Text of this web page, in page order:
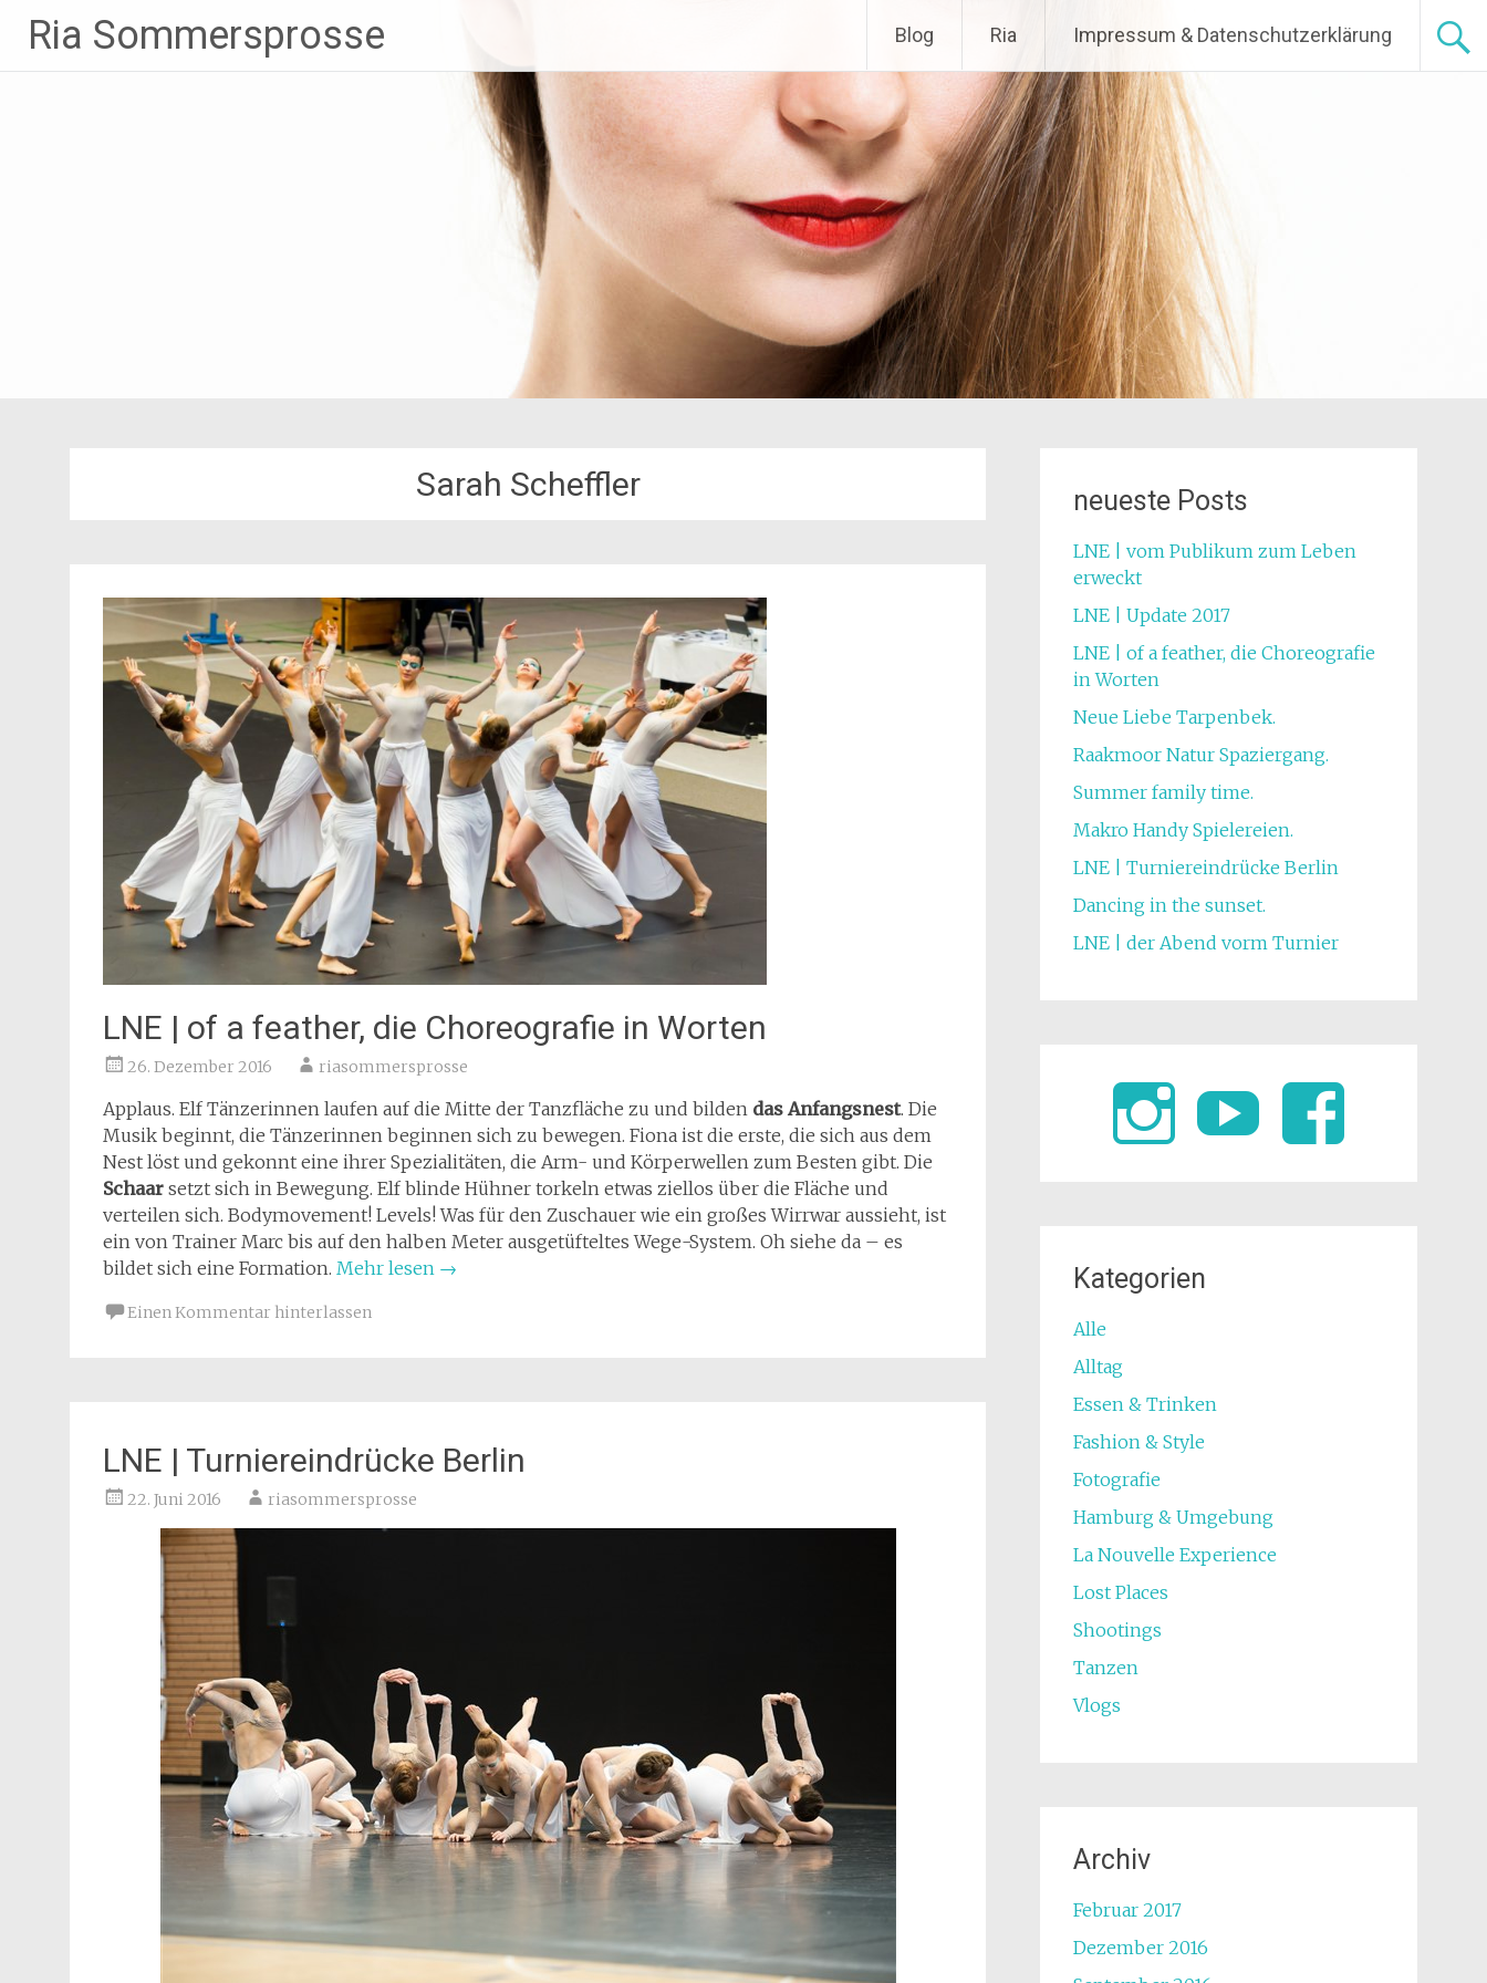
Inhalt
springen
Ria Sommersprosse Blog Ria Impressum & Datenschutzerklärung
Sarah Scheffler
LNE | of a feather, die Choreografie in Worten
26. Dezember 2016 riasommersprosse
Applaus. Elf Tänzerinnen laufen auf die Mitte der Tanzfläche zu und bilden das Anfangsnest. Die
Musik beginnt, die Tänzerinnen beginnen sich zu bewegen. Fiona ist die erste, die sich aus dem
Nest löst und gekonnt eine ihrer Spezialitäten, die Arm- und Körperwellen zum Besten gibt. Die
Schaar setzt sich in Bewegung. Elf blinde Hühner torkeln etwas ziellos über die Fläche und
verteilen sich. Bodymovement! Levels! Was für den Zuschauer wie ein großes Wirrwar aussieht, ist
ein von Trainer Marc bis auf den halben Meter ausgetüfteltes Wege-System. Oh siehe da – es
bildet sich eine Formation. Mehr lesen →
Einen Kommentar hinterlassen
LNE | Turniereindrücke Berlin
22. Juni 2016 riasommersprosse
neueste Posts
LNE | vom Publikum zum Leben
erweckt
LNE | Update 2017
LNE | of a feather, die Choreografie
in Worten
Neue Liebe Tarpenbek.
Raakmoor Natur Spaziergang.
Summer family time.
Makro Handy Spielereien.
LNE | Turniereindrücke Berlin
Dancing in the sunset.
LNE | der Abend vorm Turnier
Kategorien
Alle
Alltag
Essen & Trinken
Fashion & Style
Fotografie
Hamburg & Umgebung
La Nouvelle Experience
Lost Places
Shootings
Tanzen
Vlogs
Archiv
Februar 2017
Dezember 2016